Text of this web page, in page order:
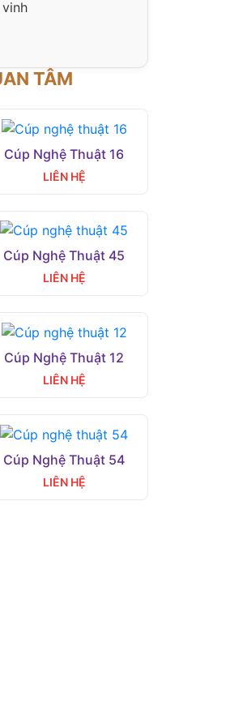
TÂM
Cúp Nghệ Thuật 16
LIÊN HỆ
Cúp Nghệ Thuật 45
LIÊN HỆ
Cúp Nghệ Thuật 12
LIÊN HỆ
Cúp Nghệ Thuật 54
LIÊN HỆ